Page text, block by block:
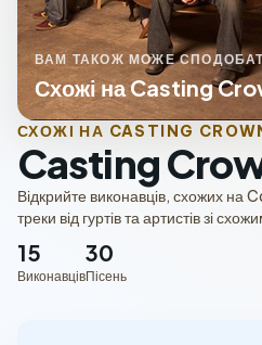
ВАМ ТАКОЖ МОЖЕ
Схожі на Casting
СХОЖІ НА CASTING
Casting
Відкрийте виконавців, схожих
треки від гуртів та артистів зі
15
Виконавців
30
Пісень